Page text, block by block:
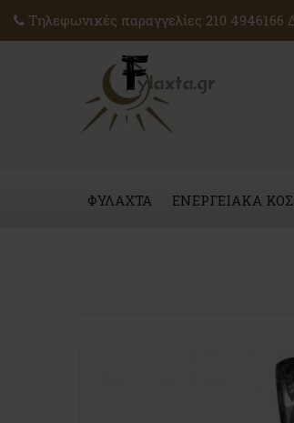
Τηλεφωνικές παραγγελίες 210
ΦΥΛΑΧΤΑ ΕΝΕΡΓΕΙΑΚΑ